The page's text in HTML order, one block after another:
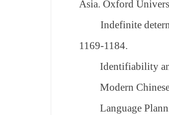
Asia. Oxford
Indefinite
1169-1184.
Identifiability and
Modern Chinese:
Language